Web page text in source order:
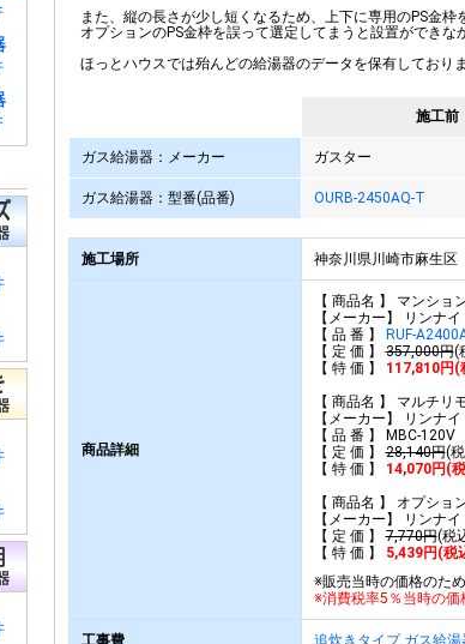
また、縦の長さが少し短くなるため、上下に専用のPS金枠
オプションのPS金枠を誤って選定してまうと設置ができ
ほっとハウスでは殆んどの給湯器のデータを保有しており
施工前
ガス給湯器：メーカー ガスター
ガス給湯器：型番(品番) OURB-2450AQ-T
施工場所 神奈川県川崎市麻生区
商品詳細
【 商品名 】 マンショ
【メーカー】 リンナイ
【 品 番 】
RUF-
【 定 価 】357,000円(
【 特 価 】
117,810円(
【 商品名 】 マルチリ
【メーカー】 リンナイ
【 品 番 】 MBC-120V
【 定 価 】28,140円(
【 特 価 】
14,070円(
【 商品名 】 オプショ
【メーカー】 リンナイ
【 定 価 】7,770円(税
【 特 価 】
5,439円(税
※販売当時の価格のた
※消費税率5％当時の価
工事費 追炊きタイプ ガス給